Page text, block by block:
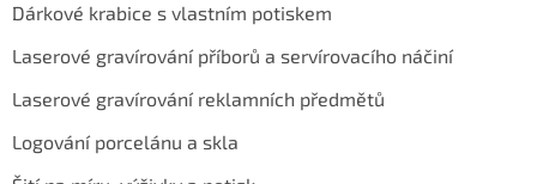
Dárkové krabice s vlastním potiskem
Laserové gravírování příborů a servírovacího náčiní
Laserové gravírování reklamních předmětů
Logování porcelánu a skla